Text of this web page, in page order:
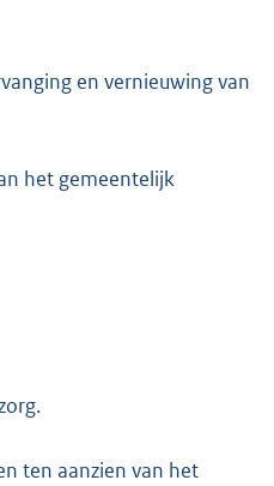
en vernieuwing van
het gemeentelijk
ten aanzien van het